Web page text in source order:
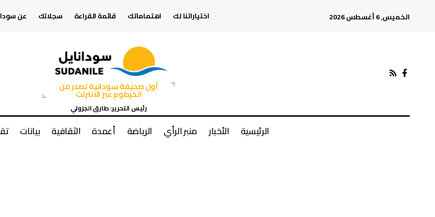
الخميس, 6 أغسطس 2026 اختياراتنا لك اهتماماتك قائمة القراءة سجلاتك عن
أول صحيفة سودانية تصدر من
الخرطوم عبر الانترنت
رئيس التحرير: طارق الجزولي
الرئيسية الأخبار منبر الرأي الرياضة أعمدة الثقافية بيانات